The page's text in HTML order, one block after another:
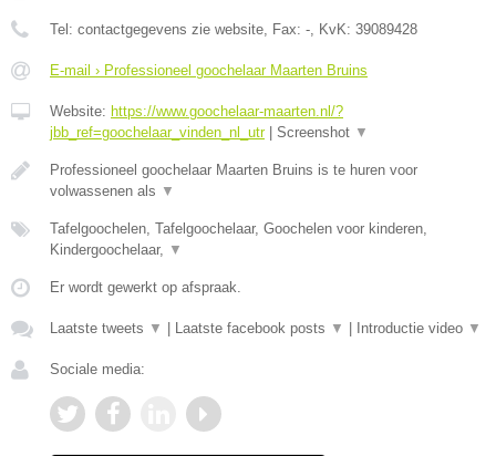
Tel: contactgegevens zie website, Fax: -, KvK: 39089428
E-mail › Professioneel goochelaar Maarten Bruins
Website: https://www.goochelaar-maarten.nl/?
jbb_ref=goochelaar_vinden_nl_utr| Screenshot ▼
Professioneel goochelaar Maarten Bruins is te huren voor
volwassenen als ▼
Tafelgoochelen, Tafelgoochelaar, Goochelen voor kinderen,
Kindergoochelaar, ▼
Er wordt gewerkt op afspraak.
Laatste tweets ▼ Laatste facebook posts ▼ Introductie video ▼
Sociale media: